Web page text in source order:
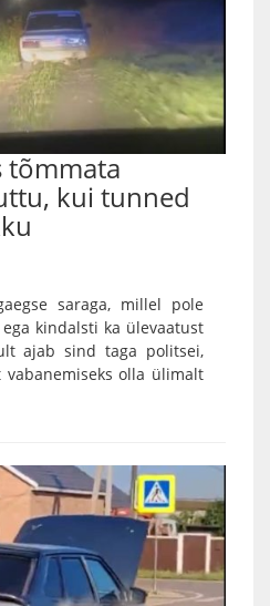
tõmmata
kui tunned
saraga, millel pole
kindalsti ka ülevaatust
ajab sind taga politsei,
olla ülimalt